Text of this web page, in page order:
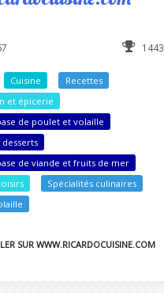
1443
Cuisine
Recettes
et épicerie
de poulet et volaille
desserts
de viande et fruits de mer
Spécialités culinaires
SUR WWW.RICARDOCUISINE.COM